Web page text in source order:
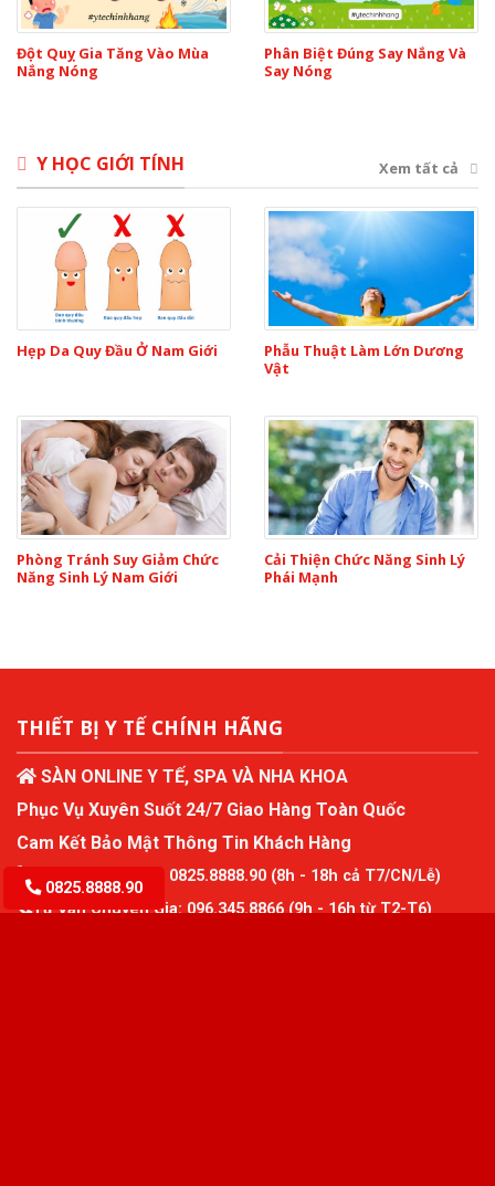
Đột Quỵ Gia Tăng Vào Mùa
Nắng Nóng
Phân Biệt Đúng Say Nắng Và
Say Nóng
Y HỌC GIỚI TÍNH Xem tất cả
Hẹp Da Quy Đầu Ở Nam Giới
Phẫu Thuật Làm Lớn Dương
Vật
Phòng Tránh Suy Giảm Chức
Năng Sinh Lý Nam Giới
Cải Thiện Chức Năng Sinh Lý
Phái Mạnh
THIẾT BỊ Y TẾ CHÍNH HÃNG
SÀN ONLINE Y TẾ, SPA VÀ NHA KHOA
Phục Vụ Xuyên Suốt 24/7 Giao Hàng Toàn Quốc
Cam Kết Bảo Mật Thông Tin Khách Hàng
0825.8888.90 (8h - 18h cả T7/CN/Lễ)
Tư Vấn Chuyên Gia:096.345.8866(9h - 16h từ T2-T6)
0825.8888.90